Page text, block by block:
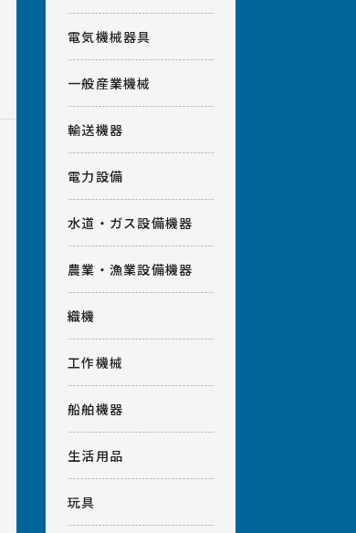
電気機械器具
一般産業機械
輸送機器
電力設備
水道・ガス設備機器
農業・漁業設備機器
織機
工作機械
船舶機器
生活用品
玩具